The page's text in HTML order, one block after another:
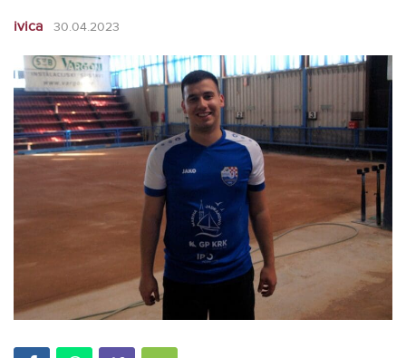
ivica 30.04.2023